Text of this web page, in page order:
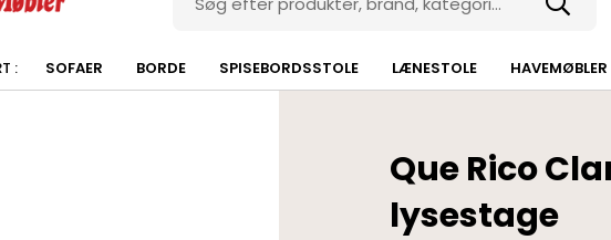
SOFAER BORDE SPISEBORDSSTOLE LÆNESTOLE HAVEMØBLER
Que Rico
lysestage